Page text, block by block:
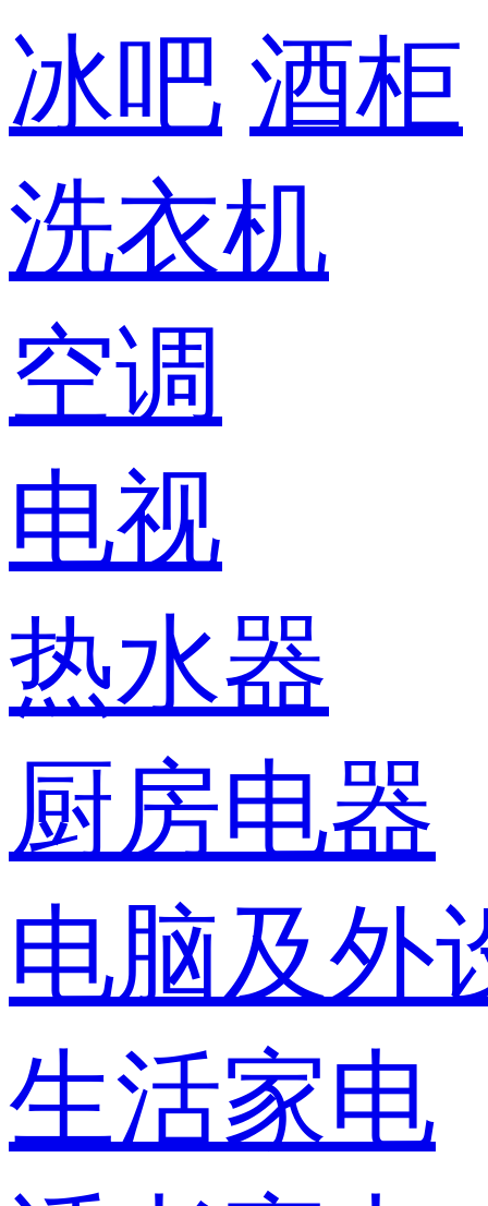
冰吧 酒柜
洗衣机
空调
电视
热水器
厨房电器
电脑及外
生活家电